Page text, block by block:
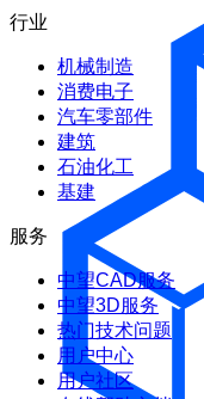
行业
机械制造
消费电子
汽车零部件
建筑
石油化工
基建
服务
中望CAD服务
中望3D服务
热门技术问题
用户中心
用户社区